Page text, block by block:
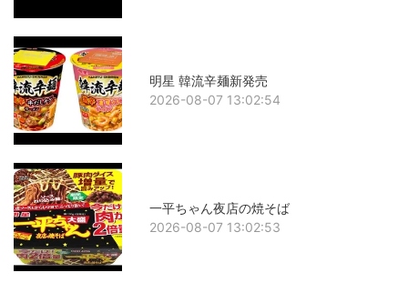
明星 韓流辛麺新発売
2026-08-07 13:02:54
一平ちゃん夜店の焼そば
2026-08-07 13:02:53